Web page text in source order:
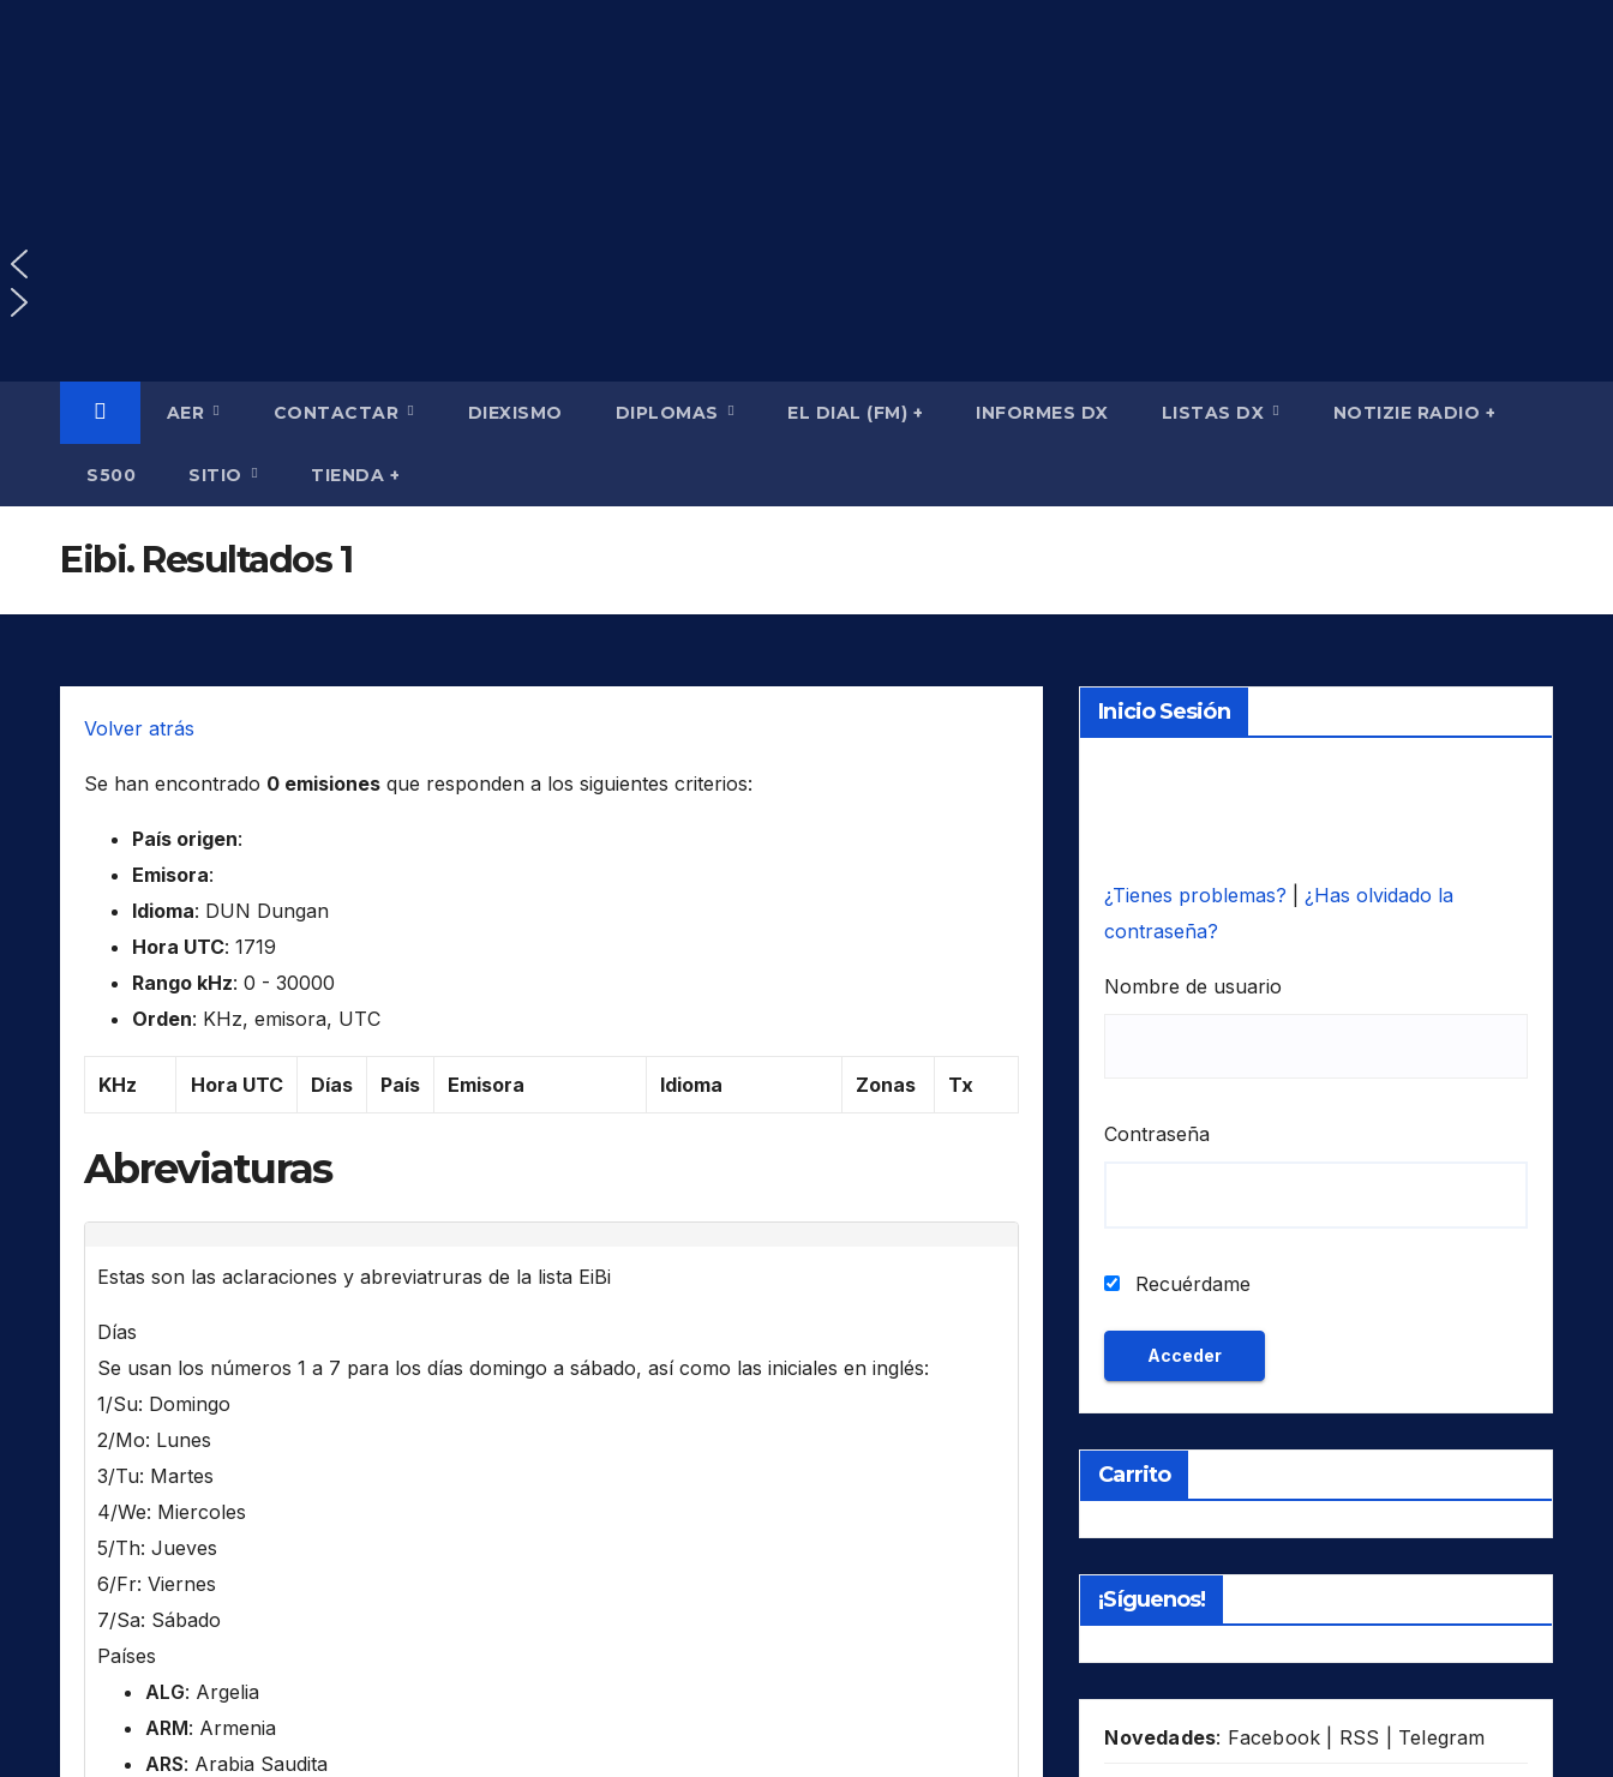
AER CONTACTAR DIEXISMO DIPLOMAS EL DIAL (FM) + INFORMES DX LISTAS DX NOTIZIE RADIO +
S500 SITIO TIENDA +
Eibi. Resultados 1
Volver atrás
Se han encontrado 0 emisiones que responden a los siguientes criterios:
País origen:
Emisora:
Idioma: DUN Dungan
Hora UTC: 1719
Rango kHz: 0 - 30000
Orden: KHz, emisora, UTC
KHz Hora UTC Días País Emisora Idioma Zonas Tx
Abreviaturas
Estas son las aclaraciones y abreviatruras de la lista EiBi
Días
Se usan los números 1 a 7 para los días domingo a sábado, así como las iniciales en inglés:
1/Su: Domingo
2/Mo: Lunes
3/Tu: Martes
4/We: Miercoles
5/Th: Jueves
6/Fr: Viernes
7/Sa: Sábado
Países
ALG: Argelia
ARM: Armenia
ARS: Arabia Saudita
Inicio Sesión
¿Tienes problemas?
¿Has olvidado la
contraseña?
Nombre de usuario
Contraseña
Recuérdame
Carrito
¡Síguenos!
Novedades: Facebook RSS Telegram